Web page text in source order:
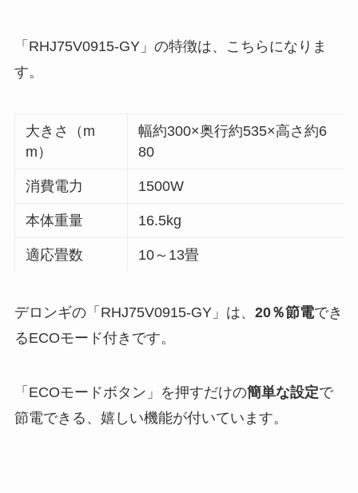
「RHJ75V0915-GY」の特徴は、こちらになりま
す。
大きさ（m
m）
幅約300×奥行約535×高さ約6
80
消費電力 1500W
本体重量 16.5kg
適応畳数 10～13畳
デロンギの「RHJ75V0915-GY」は、 20％節電でき
るECOモード付きです。
「ECOモードボタン」を押すだけの簡単な設定で
節電できる、嬉しい機能が付いています。